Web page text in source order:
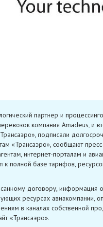
партнер и
компания Amadeus, и
подписали
«Трансаэро», сообщают
интернет-порталам и
к полной базе тарифов,
договору, информация
ресурсах авиакомпании,
в каналах собственной
«Трансаэро».